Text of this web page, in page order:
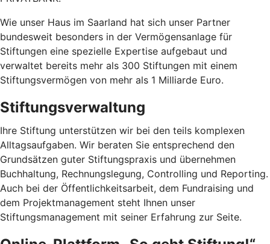
Wie unser Haus im Saarland hat sich unser Partner
bundesweit besonders in der Vermögensanlage für
Stiftungen eine spezielle Expertise aufgebaut und
verwaltet bereits mehr als 300 Stiftungen mit einem
Stiftungsvermögen von mehr als 1 Milliarde Euro.
Stiftungsverwaltung
Ihre Stiftung unterstützen wir bei den teils komplexen
Alltagsaufgaben. Wir beraten Sie entsprechend den
Grundsätzen guter Stiftungspraxis und übernehmen
Buchhaltung, Rechnungslegung, Controlling und Reporting.
Auch bei der Öffentlichkeitsarbeit, dem Fundraising und
dem Projektmanagement steht Ihnen unser
Stiftungsmanagement mit seiner Erfahrung zur Seite.